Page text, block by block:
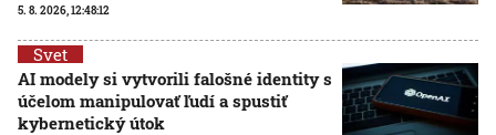
5. 8. 2026, 12:48:12
Svet
AI modely si vytvorili falošné identity s
účelom manipulovať ľudí a spustiť
kybernetický útok